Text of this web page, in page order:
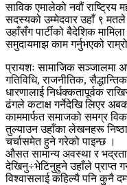
साविक एमालेको नवौं राष्ट्रिय
सदस्यको उम्मेदवार उहाँ ९ मतले
उहाँसँग पार्टीको बैदेशिक
समुदायमाझ काम गर्नुभएको
प्रायशः सामाजिक सञ्जालमा
गतिविधि, राजनीतिक,
धारणालाई निर्धक्कतापूर्वक
ढंगले कटाक्ष गर्नेदेखि लिएर
काममार्फत समाजको समग्र
तुल्याउन उहाँका लेखनहरू
चर्चासमेत हुने गरेको पाइन्छ ।
औसत सामान्य अवस्था र भद्रता
देखिनु÷भेटिनुहुने उहाँले प्राप्त
विश्वासलाई कहिल्यै पनि कुनै